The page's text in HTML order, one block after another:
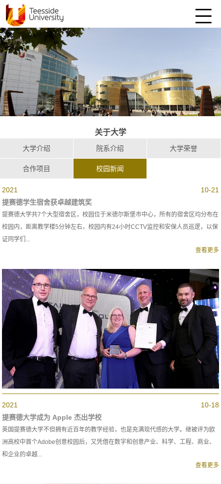
关于大学
大学介绍 院系介绍 大学荣誉
合作项目 校园新闻
10-21
2021
提赛德学生宿舍获卓越建筑奖
提赛德大学共7个大型宿舍区，校园位于米德尔斯堡市中心，所有的宿舍区均分布在
校园内，距离教学楼5分钟左右，校园内有24小时CCTV监控和安保人员巡逻，以保
证同学们...
查看更多
10-18
2021
提赛德大学成为 Apple 杰出学校
英国提赛德大学不但拥有近百年的教学经验，也是充满现代感的大学。继被评为欧
洲高校中首个Adobe创意校园后，又凭借在数字和创意产业、科学、工程、商业、
和企业的卓越...
查看更多